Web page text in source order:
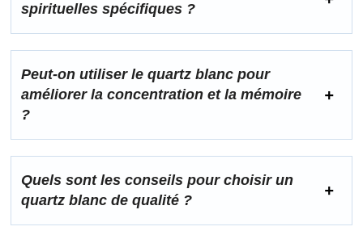
spirituelles spécifiques ?
Peut-on utiliser le quartz blanc pour
améliorer la concentration et la mémoire
?
Quels sont les conseils pour choisir un
quartz blanc de qualité ?